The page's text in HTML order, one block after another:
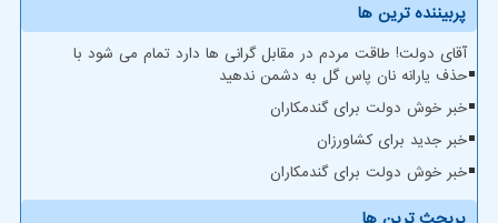
پربیننده ترین ها
آقای دولت! طاقت مردم در مقابل گرانی ها دارد تمام می شود با
حذف یارانه نان پاس گل به دشمن ندهید
خبر خوش دولت برای گندمکاران
خبر جدید برای کشاورزان
خبر خوش دولت برای گندمکاران